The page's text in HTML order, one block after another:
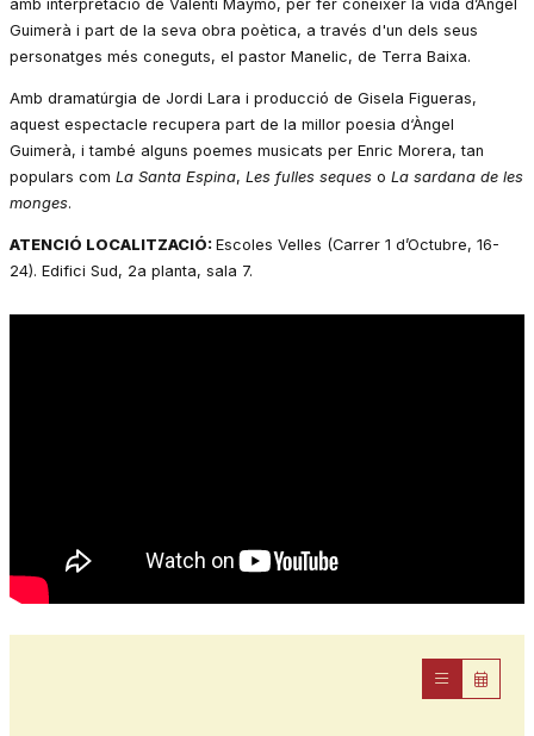
amb interpretació de Valentí Maymó, per fer conèixer la vida d’Àngel
Guimerà i part de la seva obra poètica, a través d'un dels seus
personatges més coneguts, el pastor Manelic, de Terra Baixa.
Amb dramatúrgia de Jordi Lara i producció de Gisela Figueras,
aquest espectacle recupera part de la millor poesia d‘Àngel
Guimerà, i també alguns poemes musicats per Enric Morera, tan
populars com La Santa Espina, Les fulles seques o La sardana de les
monges.
ATENCIÓ LOCALITZACIÓ: Escoles Velles (Carrer 1 d’Octubre, 16-
24). Edifici Sud, 2a planta, sala 7.